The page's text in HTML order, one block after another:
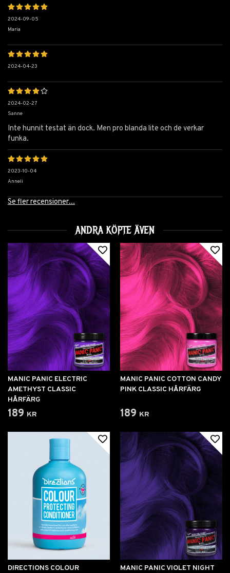
2024-09-05
Maria
2024-04-23
2024-02-27
Sanne
Inte hunnit testat än dock. Men pro blanda lite och de verkar
funka.
2023-10-04
Anneli
Se fler recensioner...
ANDRA KÖPTE ÄVEN
MANIC PANIC ELECTRIC
AMETHYST CLASSIC
HÅRFÄRG
189 kr
MANIC PANIC COTTON CANDY
PINK CLASSIC HÅRFÄRG
189 kr
DIRECTIONS COLOUR
MANIC PANIC VIOLET NIGHT